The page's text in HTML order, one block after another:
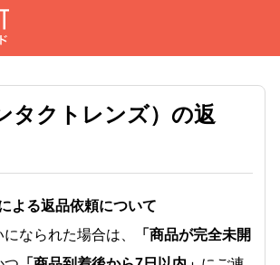
タクトレンズ）の返
よる返品依頼について
なられた場合は、
「商品が完全未開